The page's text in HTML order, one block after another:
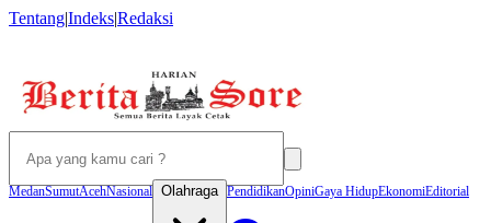
Tentang|Indeks|Redaksi
MedanSumutAcehNasional Olahraga PendidikanOpiniGaya HidupEkonomiEditorial